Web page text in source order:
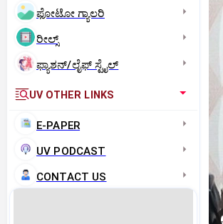
ಫೋಟೋ ಗ್ಯಾಲರಿ
ರೀಲ್ಸ್
ಫ್ಯಾಶನ್/ಲೈಫ್‌ ಸ್ಟೈಲ್
UV OTHER LINKS
E-PAPER
UV PODCAST
CONTACT US